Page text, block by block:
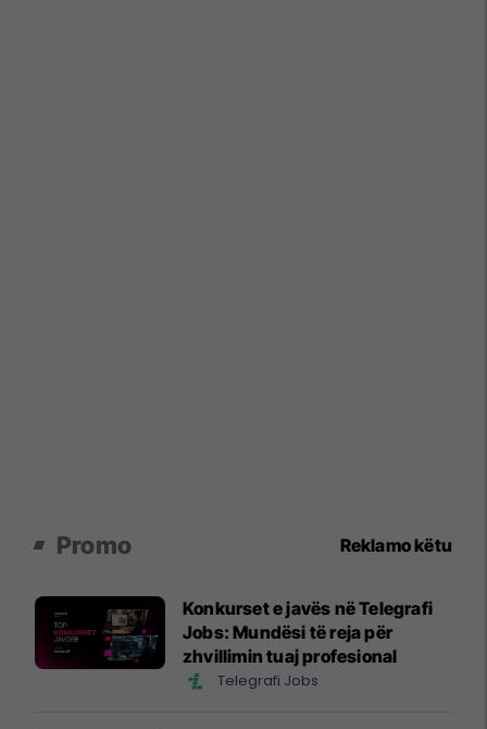
Promo Reklamo këtu
Konkurset e javës në Telegrafi
Jobs: Mundësi të reja për
zhvillimin tuaj profesional
Telegrafi Jobs